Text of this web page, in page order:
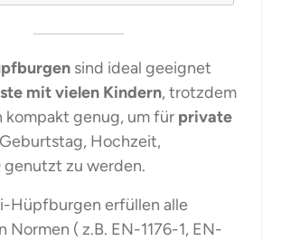
sind ideal geeignet
mit vielen Kindern, trotzdem
kompakt genug, um für private
Hochzeit,
genutzt zu werden.
Hüpfburgen erfüllen alle
Normen ( z.B. EN-1176-1, EN-